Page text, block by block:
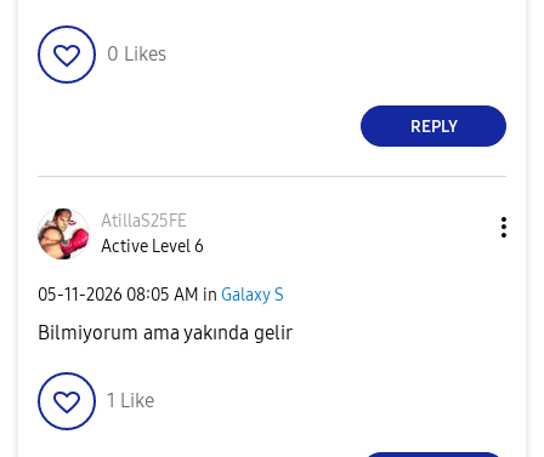
0 Likes
REPLY
AtillaS25FE
Active Level 6
‎05-11-2026 08:05 AM in Galaxy S
Bilmiyorum ama yakında gelir
1 Like